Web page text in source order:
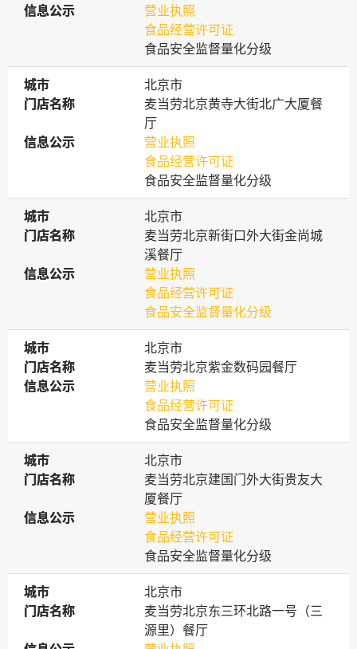
信息公示
信息公示
营业执照
食品经营许可证
食品安全监督量化分级
城市
城市
北京市
门店名称
门店名称
麦当劳北京黄寺大街北广大厦餐
厅
信息公示
信息公示
营业执照
食品经营许可证
食品安全监督量化分级
城市
城市
北京市
门店名称
门店名称
麦当劳北京新街口外大街金尚城
溪餐厅
信息公示
信息公示
营业执照
食品经营许可证
食品安全监督量化分级
城市
城市
北京市
门店名称
门店名称
麦当劳北京紫金数码园餐厅
信息公示
信息公示
营业执照
食品经营许可证
食品安全监督量化分级
城市
城市
北京市
门店名称
门店名称
麦当劳北京建国门外大街贵友大
厦餐厅
信息公示
信息公示
营业执照
食品经营许可证
食品安全监督量化分级
城市
城市
北京市
门店名称
门店名称
麦当劳北京东三环北路一号（三
源里）餐厅